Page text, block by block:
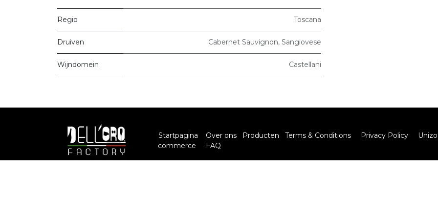
Regio Toscana
Druiven Cabernet Sauvignon, Sangiovese
Wijndomein Castellani
Startpagina Over ons Producten Terms & Conditions Privacy Policy
commerce
FAQ